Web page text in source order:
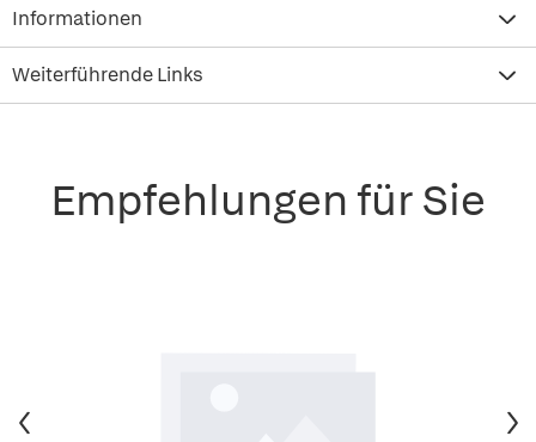
Informationen
Weiterführende Links
Empfehlungen für Sie